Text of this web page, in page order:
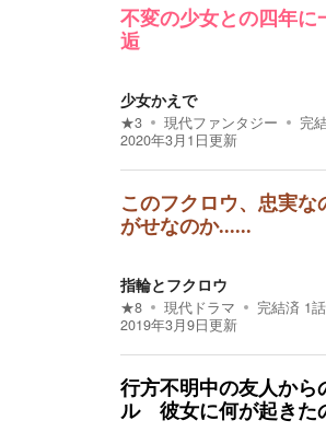
不変の少女との四年に
逅
少女かえで
★3 現代ファンタジー 完
2020年3月1日更新
このフクロウ、忠実な
がせなのか......
指輪とフクロウ
★8 現代ドラマ 完結済 1話
2019年3月9日更新
行方不明中の友人から
ル 彼女に何が起き